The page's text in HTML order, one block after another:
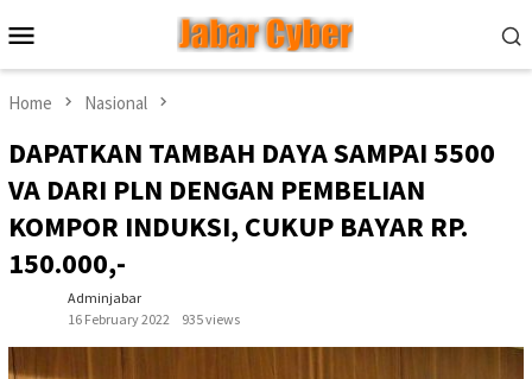
to
contentMenu
Home Nasional
DAPATKAN TAMBAH DAYA SAMPAI 5500
VA DARI PLN DENGAN PEMBELIAN
KOMPOR INDUKSI, CUKUP BAYAR RP.
150.000,-
Adminjabar
16 February 2022
935 views